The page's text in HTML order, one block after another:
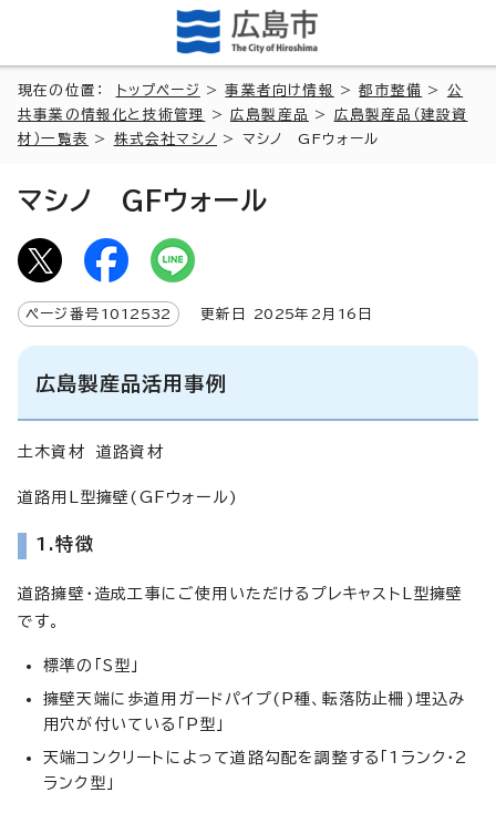
現在の位置： トップページ >事業者向け情報 >都市整備 > 公
共事業の情報化と技術管理
>広島製産品 > 広島製産品（建設資
材）一覧表
> 株式会社マシノ > マシノ GFウォール
マシノ GFウォール
ページ番号 1012532 更新日 2025年2月 16 日
広島製産品活用事例
土木資材 道路資材
道路用L型擁壁(GFウォール)
1.特徴
道路擁壁・造成工事にご使用いただけるプレキャストL型擁壁
です。
標準の「S型」
擁壁天端に歩道用ガードパイプ(P種、転落防止柵)埋込み
用穴が付いている「P型」
天端コンクリートによって道路勾配を調整する「1ランク・2
ランク型」